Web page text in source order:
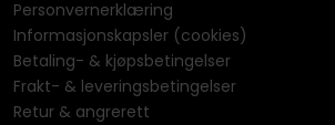
Personvernerklæring
Informasjonskapsler (cookies)
Betaling- & kjøpsbetingelser
Frakt- & leveringsbetingelser
Retur & angrerett